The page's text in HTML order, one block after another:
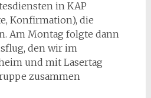
in KAP
Konfirmation), die
Am Montag folgte dann
den wir im
und mit Lasertag
zusammen